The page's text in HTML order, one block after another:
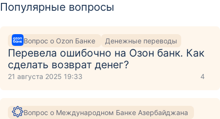
Популярные вопросы
Вопрос о Ozon Банке Денежные переводы
Перевела ошибочно на Озон банк. Как
сделать возврат денег?
21 августа 2025 19:33 4
Вопрос о Международном Банке Азербайджана